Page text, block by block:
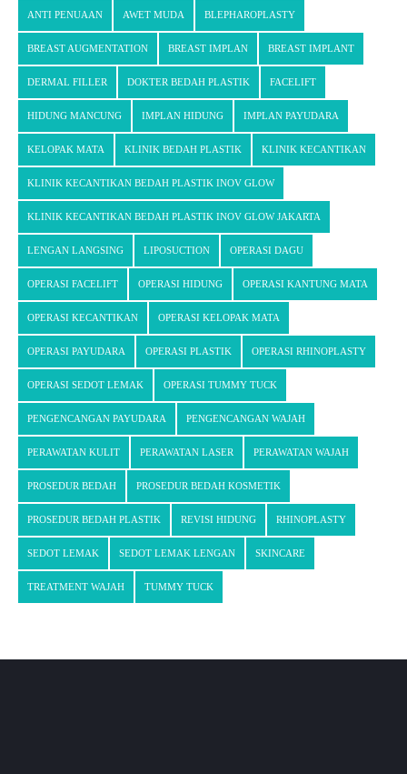
ANTI PENUAAN AWET MUDA BLEPHAROPLASTY
BREAST AUGMENTATION BREAST IMPLAN BREAST IMPLANT
DERMAL FILLER DOKTER BEDAH PLASTIK FACELIFT
HIDUNG MANCUNG IMPLAN HIDUNG IMPLAN PAYUDARA
KELOPAK MATA KLINIK BEDAH PLASTIK KLINIK KECANTIKAN
KLINIK KECANTIKAN BEDAH PLASTIK INOV GLOW
KLINIK KECANTIKAN BEDAH PLASTIK INOV GLOW JAKARTA
LENGAN LANGSING LIPOSUCTION OPERASI DAGU
OPERASI FACELIFT OPERASI HIDUNG OPERASI KANTUNG MATA
OPERASI KECANTIKAN OPERASI KELOPAK MATA
OPERASI PAYUDARA OPERASI PLASTIK OPERASI RHINOPLASTY
OPERASI SEDOT LEMAK OPERASI TUMMY TUCK
PENGENCANGAN PAYUDARA PENGENCANGAN WAJAH
PERAWATAN KULIT PERAWATAN LASER PERAWATAN WAJAH
PROSEDUR BEDAH PROSEDUR BEDAH KOSMETIK
PROSEDUR BEDAH PLASTIK REVISI HIDUNG RHINOPLASTY
SEDOT LEMAK SEDOT LEMAK LENGAN SKINCARE
TREATMENT WAJAH TUMMY TUCK